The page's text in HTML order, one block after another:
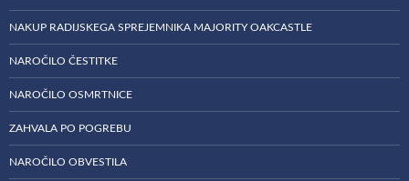
NAKUP RADIJSKEGA SPREJEMNIKA MAJORITY OAKCASTLE
NAROČILO ČESTITKE
NAROČILO OSMRTNICE
ZAHVALA PO POGREBU
NAROČILO OBVESTILA